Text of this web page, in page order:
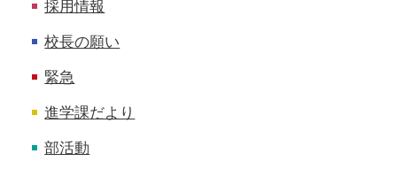
採用情報
校長の願い
緊急
進学課だより
部活動